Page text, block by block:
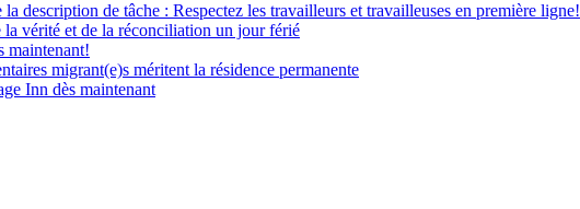
description de tâche : Respectez les travailleurs et travailleuses en première ligne!
la vérité et de la réconciliation un jour férié
maintenant!
migrant(e)s méritent la résidence permanente
Inn dès maintenant